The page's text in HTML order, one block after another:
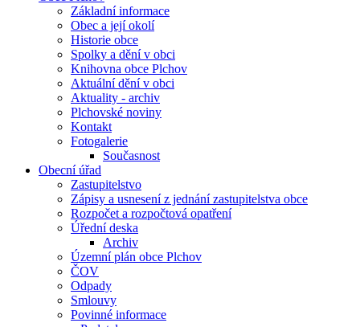
Základní informace
Obec a její okolí
Historie obce
Spolky a dění v obci
Knihovna obce Plchov
Aktuální dění v obci
Aktuality - archiv
Plchovské noviny
Kontakt
Fotogalerie
Současnost
Obecní úřad
Zastupitelstvo
Zápisy a usnesení z jednání zastupitelstva obce
Rozpočet a rozpočtová opatření
Úřední deska
Archiv
Územní plán obce Plchov
ČOV
Odpady
Smlouvy
Povinné informace